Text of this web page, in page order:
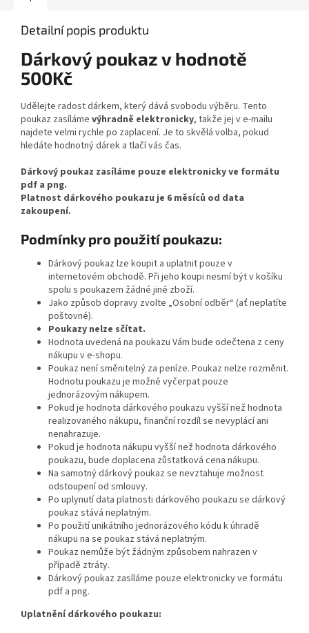
Detailní popis produktu
Dárkový poukaz v hodnotě
500Kč
Udělejte radost dárkem, který dává svobodu výběru. Tento
poukaz zasíláme výhradně elektronicky, takže jej v e-mailu
najdete velmi rychle po zaplacení. Je to skvělá volba, pokud
hledáte hodnotný dárek a tlačí vás čas.
Dárkový poukaz zasíláme pouze elektronicky ve formátu
pdf a png.
Platnost dárkového poukazu je 6 měsíců od data
zakoupení.
Podmínky pro použití poukazu:
Dárkový poukaz lze koupit a uplatnit pouze v
internetovém obchodě. Při jeho koupi nesmí být v košíku
spolu s poukazem žádné jiné zboží.
Jako způsob dopravy zvolte „Osobní odběr“ (ať neplatíte
poštovné).
Poukazy nelze sčítat.
Hodnota uvedená na poukazu Vám bude odečtena z ceny
nákupu v e-shopu.
Poukaz není směnitelný za peníze. Poukaz nelze rozměnit.
Hodnotu poukazu je možné vyčerpat pouze
jednorázovým nákupem.
Pokud je hodnota dárkového poukazu vyšší než hodnota
realizovaného nákupu, finanční rozdíl se nevyplácí ani
nenahrazuje.
Pokud je hodnota nákupu vyšší než hodnota dárkového
poukazu, bude doplacena zůstatková cena nákupu.
Na samotný dárkový poukaz se nevztahuje možnost
odstoupení od smlouvy.
Po uplynutí data platnosti dárkového poukazu se dárkový
poukaz stává neplatným.
Po použití unikátního jednorázového kódu k úhradě
nákupu na se poukaz stává neplatným.
Poukaz nemůže být žádným způsobem nahrazen v
případě ztráty.
Dárkový poukaz zasíláme pouze elektronicky ve formátu
pdf a png.
Uplatnění dárkového poukazu: